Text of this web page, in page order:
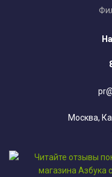
Москва,